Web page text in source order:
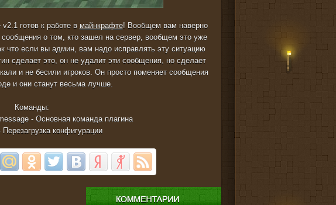
готов к работе в майнкрафте! Вообщем вам наверно
о том, кто зашел на сервер, вообщем это уже
что если вы админ, вам надо исправлять эту ситуацию
сделает это, он не удалит эти сообщения, но сделает
и не бесили игроков. Он просто поменяет сообщения
и они станут весьма лучше.
Команды:
- Основная команда плагина
конфигурации